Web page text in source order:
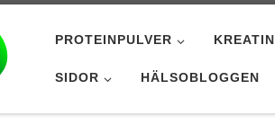
PROTEINPULVER KREATIN
SIDOR HÄLSOBLOGGEN